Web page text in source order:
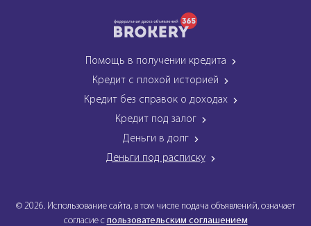
Помощь в получении кредита
Кредит с плохой историей
Кредит без справок о доходах
Кредит под залог
Деньги в долг
Деньги под расписку
© 2026. Использование сайта, в том числе подача объявлений, означает
согласие с пользовательским соглашением